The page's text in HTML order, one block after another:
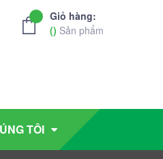
Giỏ hàng:
() Sản phẩm
TÔI